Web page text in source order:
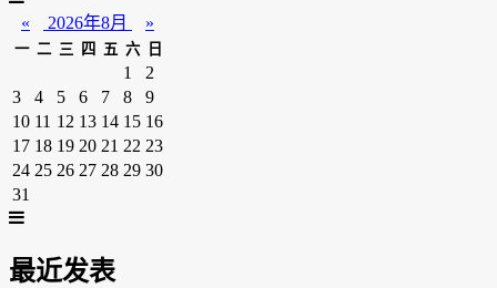
« 2026年8月 »
一 二 三 四 五 六 日
1
2
3
4 5 6 7 8
9
10 11 12 13 14 15 16
17 18 19 20 21 22 23
24 25 26 27 28 29 30
31
最近发表